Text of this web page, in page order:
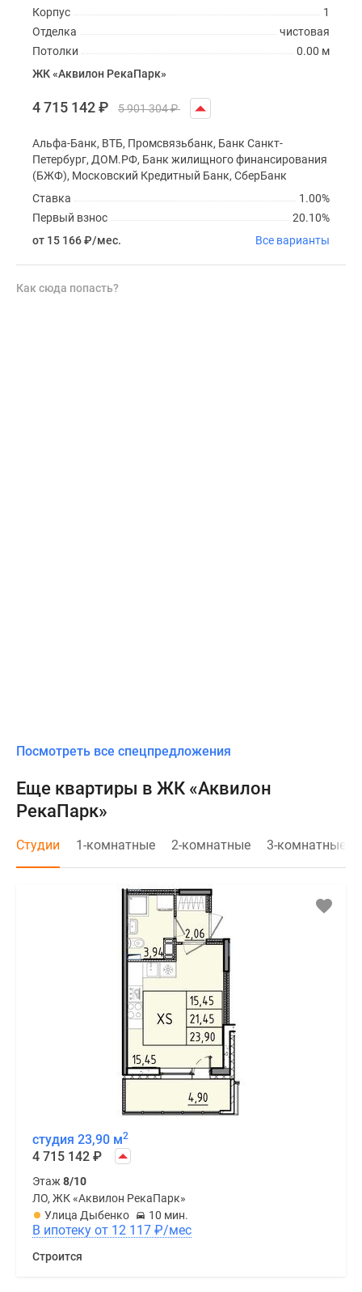
1
Корпус
чистовая
Отделка
0.00 м
Потолки
ЖК «Аквилон РекаПарк»
4 715 142₽ 5 901 304₽
Альфа-Банк, ВТБ, Промсвязьбанк, Банк Санкт-
Петербург, ДОМ.РФ, Банк жилищного финансирования
(БЖФ), Московский Кредитный Банк, СберБанк
1.00%
Ставка
20.10%
Первый взнос
от 15 166₽/мес. Все варианты
Как сюда попасть?
Посмотреть все спецпредложения
Еще квартиры в ЖК «Аквилон
РекаПарк»
Студии 1-комнатные 2-комнатные 3-комнатные
студия 23,90 м2
4 715 142 ₽
Этаж 8/10
ЛО, ЖК «Аквилон РекаПарк»
Улица Дыбенко
10 мин.
В ипотеку от 12 117 ₽/мес
Строится